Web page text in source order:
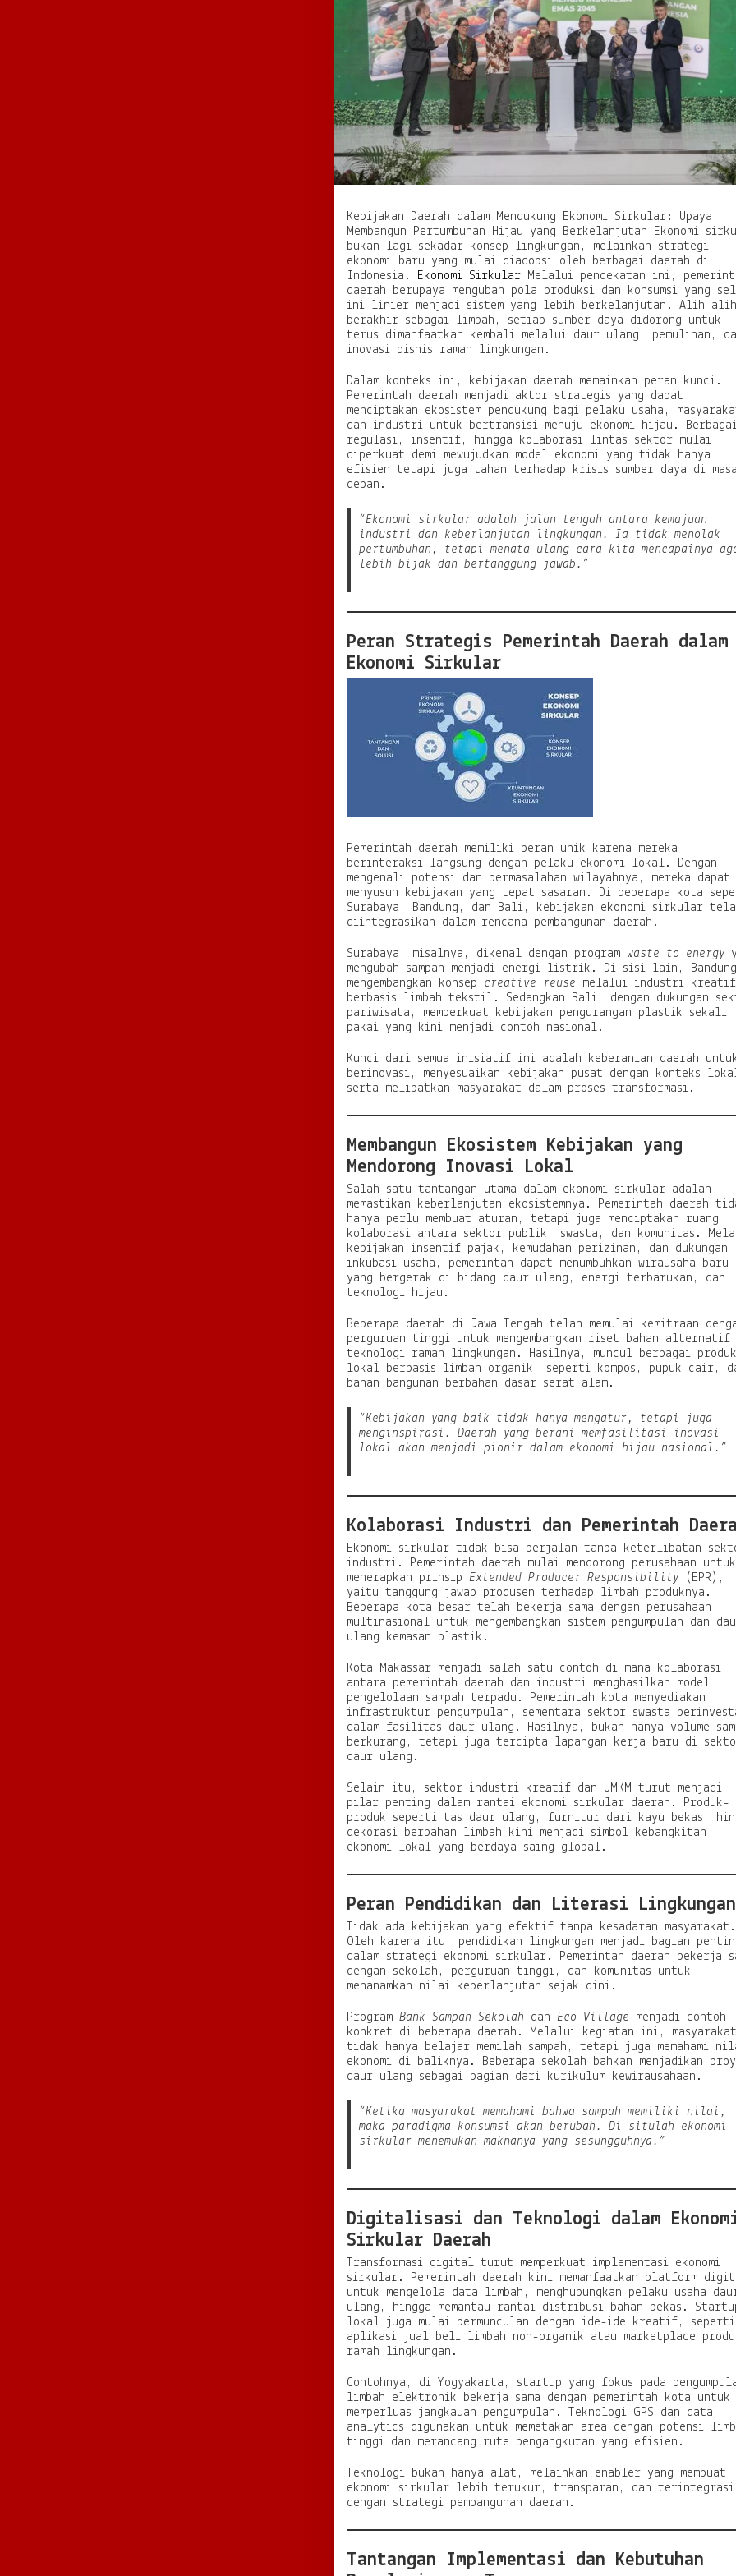
e
n
d
u
k
g
E
i
S
i
r
k
u
l
a
r
:
p
a
y
a
M
e
m
n
g
u
n
m
b
u
n
H
i
j
a
n
g
B
e
r
k
e
a
n
j
u
a
Kebijakan Daerah dalam Mendukung Ekonomi Sirkular: Upaya
Membangun Pertumbuhan Hijau yang Berkelanjutan Ekonomi
bukan lagi sekadar konsep lingkungan, melainkan strategi
ekonomi baru yang mulai diadopsi oleh berbagai daerah di
Indonesia. Ekonomi Sirkular Melalui pendekatan ini,
daerah berupaya mengubah pola produksi dan konsumsi yang
ini linier menjadi sistem yang lebih berkelanjutan. Alih-alih
berakhir sebagai limbah, setiap sumber daya didorong untuk
terus dimanfaatkan kembali melalui daur ulang, pemulihan,
inovasi bisnis ramah lingkungan.
Dalam konteks ini, kebijakan daerah memainkan peran kunci.
Pemerintah daerah menjadi aktor strategis yang dapat
menciptakan ekosistem pendukung bagi pelaku usaha,
dan industri untuk bertransisi menuju ekonomi hijau.
regulasi, insentif, hingga kolaborasi lintas sektor mulai
diperkuat demi mewujudkan model ekonomi yang tidak hanya
efisien tetapi juga tahan terhadap krisis sumber daya di masa
depan.
“Ekonomi sirkular adalah jalan tengah antara kemajuan
industri dan keberlanjutan lingkungan. Ia tidak menolak
pertumbuhan, tetapi menata ulang cara kita mencapainya
lebih bijak dan bertanggung jawab.”
Peran Strategis Pemerintah Daerah dalam
Ekonomi Sirkular
Pemerintah daerah memiliki peran unik karena mereka
berinteraksi langsung dengan pelaku ekonomi lokal. Dengan
mengenali potensi dan permasalahan wilayahnya, mereka dapat
menyusun kebijakan yang tepat sasaran. Di beberapa kota
Surabaya, Bandung, dan Bali, kebijakan ekonomi sirkular
diintegrasikan dalam rencana pembangunan daerah.
Surabaya, misalnya, dikenal dengan program waste to energy
mengubah sampah menjadi energi listrik. Di sisi lain, Bandung
mengembangkan konsep creative reuse melalui industri kreatif
berbasis limbah tekstil. Sedangkan Bali, dengan dukungan
pariwisata, memperkuat kebijakan pengurangan plastik sekali
pakai yang kini menjadi contoh nasional.
Kunci dari semua inisiatif ini adalah keberanian daerah
berinovasi, menyesuaikan kebijakan pusat dengan konteks
serta melibatkan masyarakat dalam proses transformasi.
Membangun Ekosistem Kebijakan yang
Mendorong Inovasi Lokal
Salah satu tantangan utama dalam ekonomi sirkular adalah
memastikan keberlanjutan ekosistemnya. Pemerintah daerah
hanya perlu membuat aturan, tetapi juga menciptakan ruang
kolaborasi antara sektor publik, swasta, dan komunitas.
kebijakan insentif pajak, kemudahan perizinan, dan dukungan
inkubasi usaha, pemerintah dapat menumbuhkan wirausaha baru
yang bergerak di bidang daur ulang, energi terbarukan, dan
teknologi hijau.
Beberapa daerah di Jawa Tengah telah memulai kemitraan
perguruan tinggi untuk mengembangkan riset bahan alternatif
teknologi ramah lingkungan. Hasilnya, muncul berbagai produk
lokal berbasis limbah organik, seperti kompos, pupuk cair,
bahan bangunan berbahan dasar serat alam.
“Kebijakan yang baik tidak hanya mengatur, tetapi juga
menginspirasi. Daerah yang berani memfasilitasi inovasi
lokal akan menjadi pionir dalam ekonomi hijau nasional.”
Kolaborasi Industri dan Pemerintah
Ekonomi sirkular tidak bisa berjalan tanpa keterlibatan
industri. Pemerintah daerah mulai mendorong perusahaan untuk
menerapkan prinsip Extended Producer Responsibility (EPR),
yaitu tanggung jawab produsen terhadap limbah produknya.
Beberapa kota besar telah bekerja sama dengan perusahaan
multinasional untuk mengembangkan sistem pengumpulan dan
ulang kemasan plastik.
Kota Makassar menjadi salah satu contoh di mana kolaborasi
antara pemerintah daerah dan industri menghasilkan model
pengelolaan sampah terpadu. Pemerintah kota menyediakan
infrastruktur pengumpulan, sementara sektor swasta
dalam fasilitas daur ulang. Hasilnya, bukan hanya volume
berkurang, tetapi juga tercipta lapangan kerja baru di
daur ulang.
Selain itu, sektor industri kreatif dan UMKM turut menjadi
pilar penting dalam rantai ekonomi sirkular daerah. Produk-
produk seperti tas daur ulang, furnitur dari kayu bekas,
dekorasi berbahan limbah kini menjadi simbol kebangkitan
ekonomi lokal yang berdaya saing global.
Peran Pendidikan dan Literasi Lingkungan
Tidak ada kebijakan yang efektif tanpa kesadaran masyarakat.
Oleh karena itu, pendidikan lingkungan menjadi bagian
dalam strategi ekonomi sirkular. Pemerintah daerah bekerja
dengan sekolah, perguruan tinggi, dan komunitas untuk
menanamkan nilai keberlanjutan sejak dini.
Program Bank Sampah Sekolah dan Eco Village menjadi contoh
konkret di beberapa daerah. Melalui kegiatan ini, masyarakat
tidak hanya belajar memilah sampah, tetapi juga memahami
ekonomi di baliknya. Beberapa sekolah bahkan menjadikan
daur ulang sebagai bagian dari kurikulum kewirausahaan.
“Ketika masyarakat memahami bahwa sampah memiliki nilai,
maka paradigma konsumsi akan berubah. Di situlah ekonomi
sirkular menemukan maknanya yang sesungguhnya.”
Digitalisasi dan Teknologi dalam
Sirkular Daerah
Transformasi digital turut memperkuat implementasi ekonomi
sirkular. Pemerintah daerah kini memanfaatkan platform
untuk mengelola data limbah, menghubungkan pelaku usaha
ulang, hingga memantau rantai distribusi bahan bekas.
lokal juga mulai bermunculan dengan ide-ide kreatif, seperti
aplikasi jual beli limbah non-organik atau marketplace
ramah lingkungan.
Contohnya, di Yogyakarta, startup yang fokus pada
limbah elektronik bekerja sama dengan pemerintah kota untuk
memperluas jangkauan pengumpulan. Teknologi GPS dan data
analytics digunakan untuk memetakan area dengan potensi
tinggi dan merancang rute pengangkutan yang efisien.
Teknologi bukan hanya alat, melainkan enabler yang membuat
ekonomi sirkular lebih terukur, transparan, dan terintegrasi
dengan strategi pembangunan daerah.
Tantangan Implementasi dan Kebutuhan